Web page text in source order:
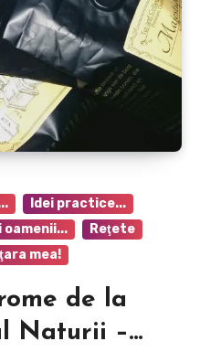
Idei practice...
oamenii...
Reţete
mea!
de la
Naturii –